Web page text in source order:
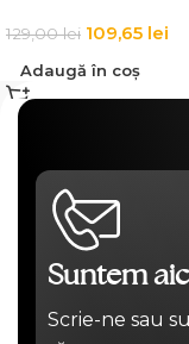
129,00lei 109,65 lei
Adaugă în coș
Suntem
Scrie-ne sau